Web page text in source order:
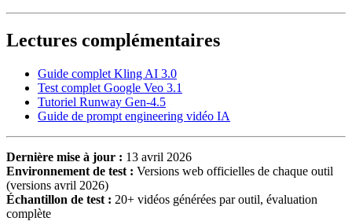
Lectures complémentaires
Guide complet Kling AI 3.0
Test complet Google Veo 3.1
Tutoriel Runway Gen-4.5
Guide de prompt engineering vidéo IA
Dernière mise à jour : 13 avril 2026
Environnement de test : Versions web officielles de chaque outil
(versions avril 2026)
Échantillon de test : 20+ vidéos générées par outil, évaluation
complète